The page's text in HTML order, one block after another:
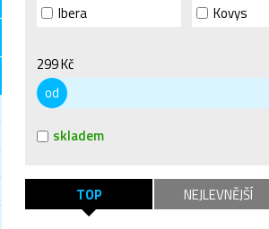
Ibera Kovys
299 Kč
od
skladem
TOP NEJLEVNĚJŠÍ